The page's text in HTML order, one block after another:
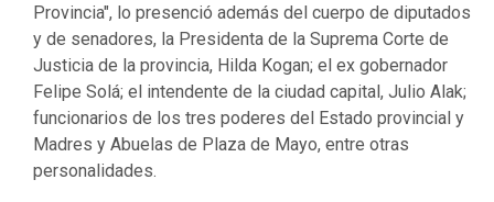
Provincia", lo presenció además del cuerpo de diputados
y de senadores, la Presidenta de la Suprema Corte de
Justicia de la provincia, Hilda Kogan; el ex gobernador
Felipe Solá; el intendente de la ciudad capital, Julio Alak;
funcionarios de los tres poderes del Estado provincial y
Madres y Abuelas de Plaza de Mayo, entre otras
personalidades.